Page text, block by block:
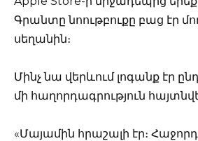
Գրանտը նոութբուքը բաց էր
սեղանին։
Մինչ նա վերևում լոգանք էր
մի հաղորդագրություն
«Մայամին հրաշալի էր։